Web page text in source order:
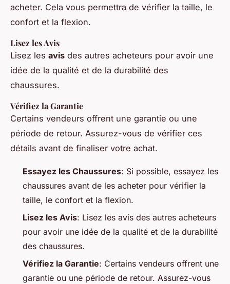
acheter. Cela vous permettra de vérifier la taille, le
confort et la flexion.
Lisez les Avis
Lisez les avis des autres acheteurs pour avoir une
idée de la qualité et de la durabilité des
chaussures.
Vérifiez la Garantie
Certains vendeurs offrent une garantie ou une
période de retour. Assurez-vous de vérifier ces
détails avant de finaliser votre achat.
Essayez les Chaussures: Si possible, essayez les
chaussures avant de les acheter pour vérifier la
taille, le confort et la flexion.
Lisez les Avis: Lisez les avis des autres acheteurs
pour avoir une idée de la qualité et de la durabilité
des chaussures.
Vérifiez la Garantie: Certains vendeurs offrent une
garantie ou une période de retour. Assurez-vous